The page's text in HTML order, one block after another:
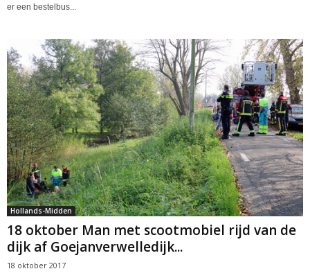
er een bestelbus...
Hollands-Midden
18 oktober Man met scootmobiel rijd van de
dijk af Goejanverwelledijk...
18 oktober 2017